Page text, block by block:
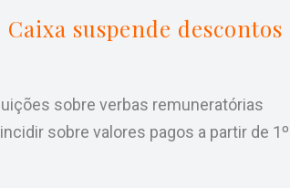
suspende descontos
sobre verbas remuneratórias
sobre valores pagos a partir de 1º